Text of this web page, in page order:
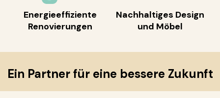
Energieeffiziente
Renovierungen
Nachhaltiges Design
und Möbel
Ein Partner für eine bessere Zukunft